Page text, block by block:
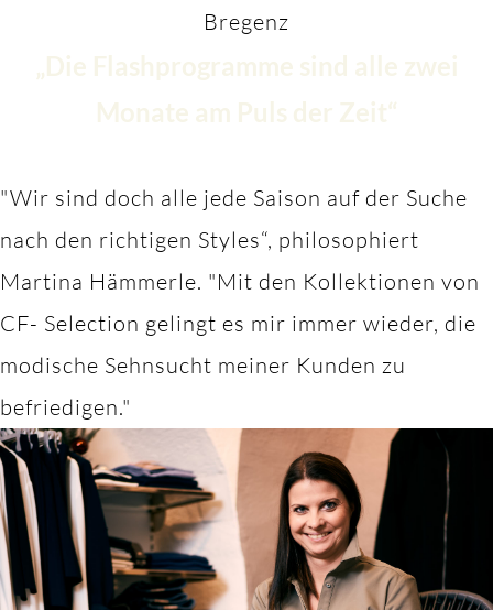
Bregenz
„Die Flashprogramme sind alle zwei
Monate am Puls der Zeit“
"Wir sind doch alle jede Saison auf der Suche
nach den richtigen Styles“, philosophiert
Martina Hämmerle. "Mit den Kollektionen von
CF- Selection gelingt es mir immer wieder, die
modische Sehnsucht meiner Kunden zu
befriedigen."